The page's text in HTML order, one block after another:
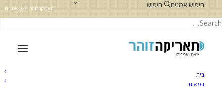
תאריקה זוהר, ייצוג אמנים חיפוש אמנים חיפוש
בית
במאים